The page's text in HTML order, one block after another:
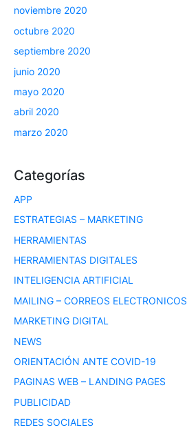
noviembre 2020
octubre 2020
septiembre 2020
junio 2020
mayo 2020
abril 2020
marzo 2020
Categorías
APP
ESTRATEGIAS – MARKETING
HERRAMIENTAS
HERRAMIENTAS DIGITALES
INTELIGENCIA ARTIFICIAL
MAILING – CORREOS ELECTRONICOS
MARKETING DIGITAL
NEWS
ORIENTACIÓN ANTE COVID-19
PAGINAS WEB – LANDING PAGES
PUBLICIDAD
REDES SOCIALES